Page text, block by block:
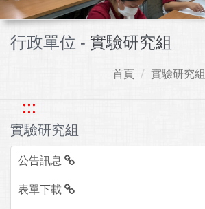
行政單位 - 實驗研究組
首頁 實驗研究組
:::
實驗研究組
公告訊息
表單下載